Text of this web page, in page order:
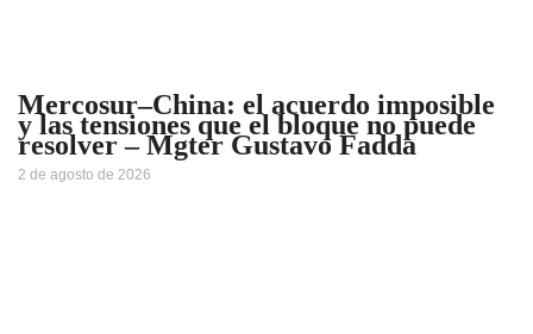
Mercosur–China: el acuerdo imposible
y las tensiones que el bloque no puede
resolver – Mgter Gustavo Fadda
2 de agosto de 2026